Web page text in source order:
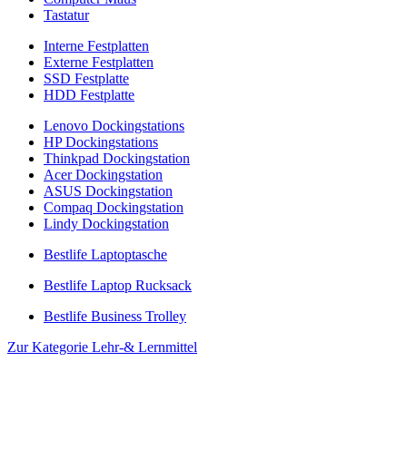
Tastatur
Interne Festplatten
Externe Festplatten
SSD Festplatte
HDD Festplatte
Lenovo Dockingstations
HP Dockingstations
Thinkpad Dockingstation
Acer Dockingstation
ASUS Dockingstation
Compaq Dockingstation
Lindy Dockingstation
Bestlife Laptoptasche
Bestlife Laptop Rucksack
Bestlife Business Trolley
Zur Kategorie Lehr-& Lernmittel